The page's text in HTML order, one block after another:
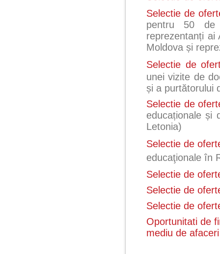
Selectie de
pentru 50 de
reprezentanți ai
Moldova și
Selectie de
unei vizite de
și a purtătorului
Selectie de
educaționale și
Letonia)
Selectie de
educaţionale în
Selectie de
Selectie de
Selectie de
Oportunitati de
mediu de